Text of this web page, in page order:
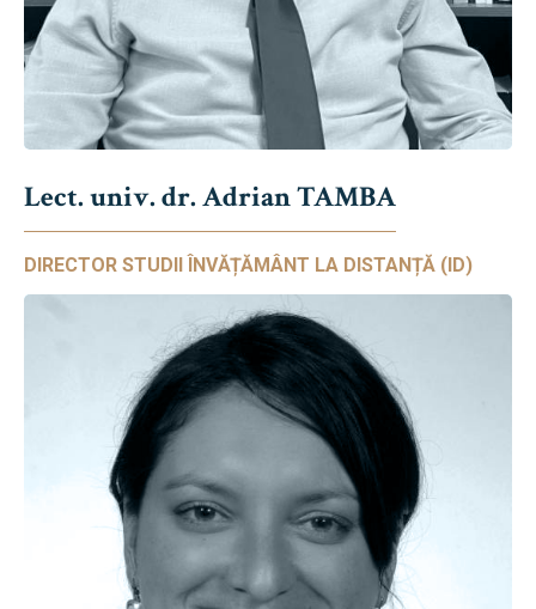
Lect. univ. dr. Adrian TAMBA
DIRECTOR STUDII ÎNVĂȚĂMÂNT LA DISTANȚĂ (ID)